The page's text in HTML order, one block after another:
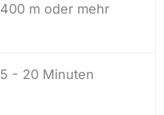
400 m oder mehr
5 - 20 Minuten